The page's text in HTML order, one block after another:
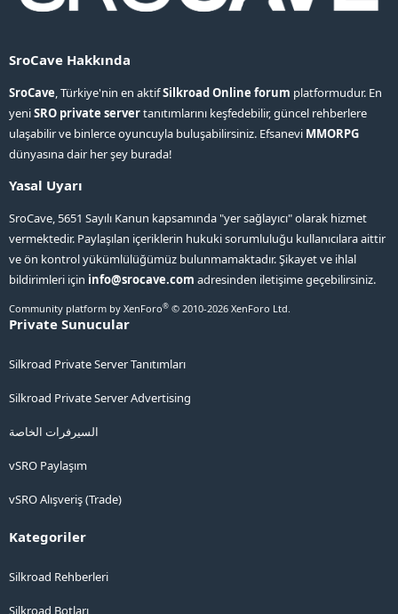
SroCave Hakkında
SroCave, Türkiye'nin en aktifSilkroad Online forum platformudur. En
yeniSRO private servertanıtımlarını keşfedebilir, güncel rehberlere
ulaşabilir ve binlerce oyuncuyla buluşabilirsiniz. Efsanevi MMORPG
dünyasına dair her şey burada!
Yasal Uyarı
SroCave, 5651 Sayılı Kanun kapsamında "yer sağlayıcı" olarak hizmet
vermektedir. Paylaşılan içeriklerin hukuki sorumluluğu kullanıcılara aittir
ve ön kontrol yükümlülüğümüz bulunmamaktadır. Şikayet ve ihlal
bildirimleri için info@srocave.com adresinden iletişime geçebilirsiniz.
Community platform by XenForo® © 2010-2026 XenForo Ltd.
Private Sunucular
Silkroad Private Server Tanıtımları
Silkroad Private Server Advertising
السيرفرات الخاصة
vSRO Paylaşım
vSRO Alışveriş (Trade)
Kategoriler
Silkroad Rehberleri
Silkroad Botları